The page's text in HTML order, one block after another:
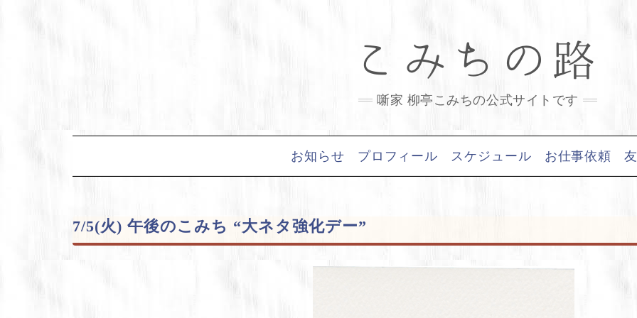
こみちの路
噺家 柳亭こみちの公式サイトです
お知らせ プロフィール スケジュール お仕事依頼
7/5(火) 午後のこみち “大ネタ強化デー”